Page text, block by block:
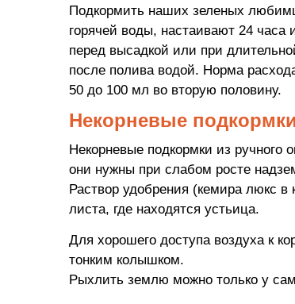
Подкормить наших зеленых
горячей воды, настаивают 24 часа
перед высадкой или при
после полива водой. Норма
50 до 100 мл во вторую половину.
Некорневые
Некорневые подкормки из ручного
они нужны при слабом росте
Раствор удобрения (кемира люкс
листа, где находятся устьица.
Для хорошего доступа воздуха к
тонким колышком.
Рыхлить землю можно только у